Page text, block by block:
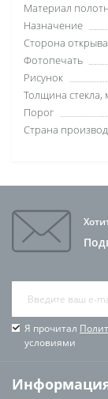
Материал
Назначение
Сторона
Фотопечать
Рисунок
Толщина стекла,
Порог
Страна
Я прочитал
условиями